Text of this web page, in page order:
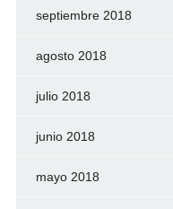
septiembre 2018
agosto 2018
julio 2018
junio 2018
mayo 2018